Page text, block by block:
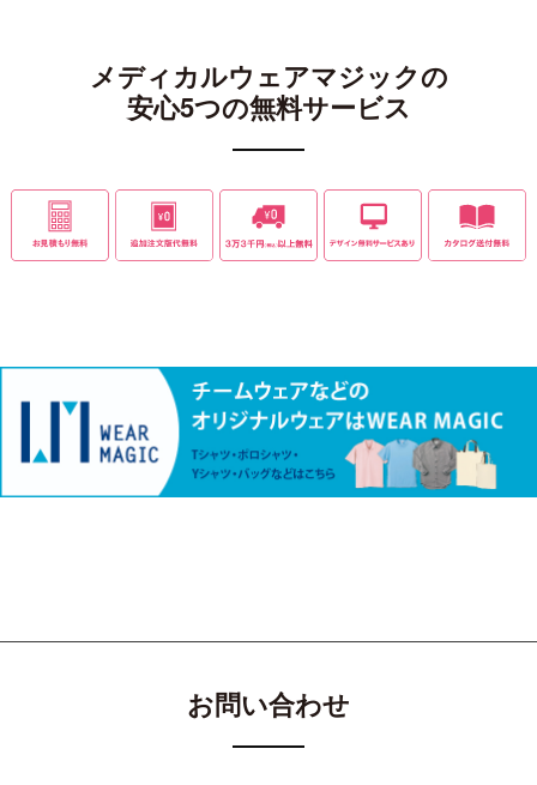
メディカルウェアマジックの
安心5つの無料サービス
お問い合わせ